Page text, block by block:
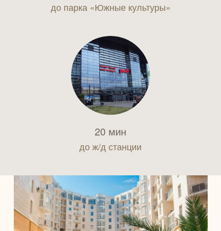
до парка «Южные культуры»
20 мин
до ж/д станции